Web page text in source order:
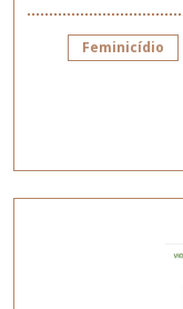
Feminicídio